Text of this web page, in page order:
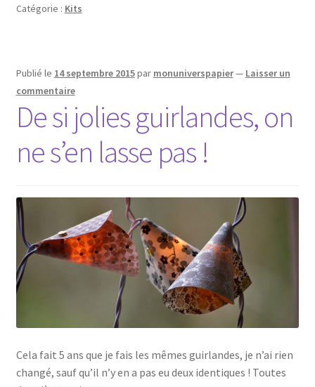
Catégorie : Kits
Publié le 14 septembre 2015par monuniverspapier— Laisser un
commentaire
De si jolies guirlandes, on
ne s’en lasse pas !
Cela fait 5 ans que je fais les mêmes guirlandes, je n’ai rien
changé, sauf qu’il n’y en a pas eu deux identiques ! Toutes